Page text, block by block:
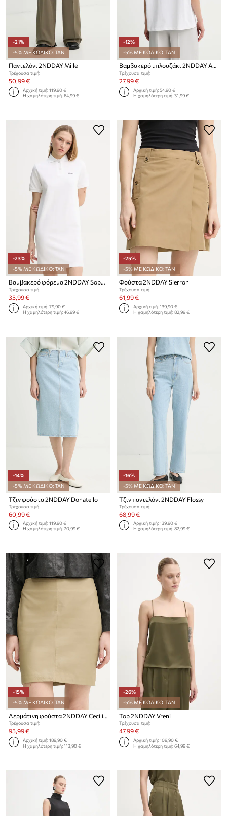
-21%
-5% ΜΕ ΚΩΔΙΚΟ: TAN
Παντελόνι 2NDDAY Mille
Τρέχουσα τιμή:
50,99 €
Αρχική τιμή:119,90 €
Η χαμηλότερη τιμή:64,99 €
-12%
-5% ΜΕ ΚΩΔΙΚΟ: TAN
Βαμβακερό μπλουζάκι 2NDDAY Arale TT
Τρέχουσα τιμή:
27,99 €
Αρχική τιμή:54,90 €
Η χαμηλότερη τιμή:31,99 €
-23%
-5% ΜΕ ΚΩΔΙΚΟ: TAN
Βαμβακερό φόρεμα 2NDDAY Sophia
Τρέχουσα τιμή:
35,99 €
Αρχική τιμή:79,90 €
Η χαμηλότερη τιμή:46,99 €
-25%
-5% ΜΕ ΚΩΔΙΚΟ: TAN
Φούστα 2NDDAY Sierron
Τρέχουσα τιμή:
61,99 €
Αρχική τιμή:139,90 €
Η χαμηλότερη τιμή:82,99 €
-14%
-5% ΜΕ ΚΩΔΙΚΟ: TAN
Τζιν φούστα 2NDDAY Donatello
Τρέχουσα τιμή:
60,99 €
Αρχική τιμή:119,90 €
Η χαμηλότερη τιμή:70,99 €
-16%
-5% ΜΕ ΚΩΔΙΚΟ: TAN
Τζιν παντελόνι 2NDDAY Flossy
Τρέχουσα τιμή:
68,99 €
Αρχική τιμή:139,90 €
Η χαμηλότερη τιμή:82,99 €
-15%
-5% ΜΕ ΚΩΔΙΚΟ: TAN
Δερμάτινη φούστα 2NDDAY Ceciliana
Τρέχουσα τιμή:
95,99 €
Αρχική τιμή:189,90 €
Η χαμηλότερη τιμή:113,90 €
-26%
-5% ΜΕ ΚΩΔΙΚΟ: TAN
Top 2NDDAY Vreni
Τρέχουσα τιμή:
47,99 €
Αρχική τιμή:109,90 €
Η χαμηλότερη τιμή:64,99 €